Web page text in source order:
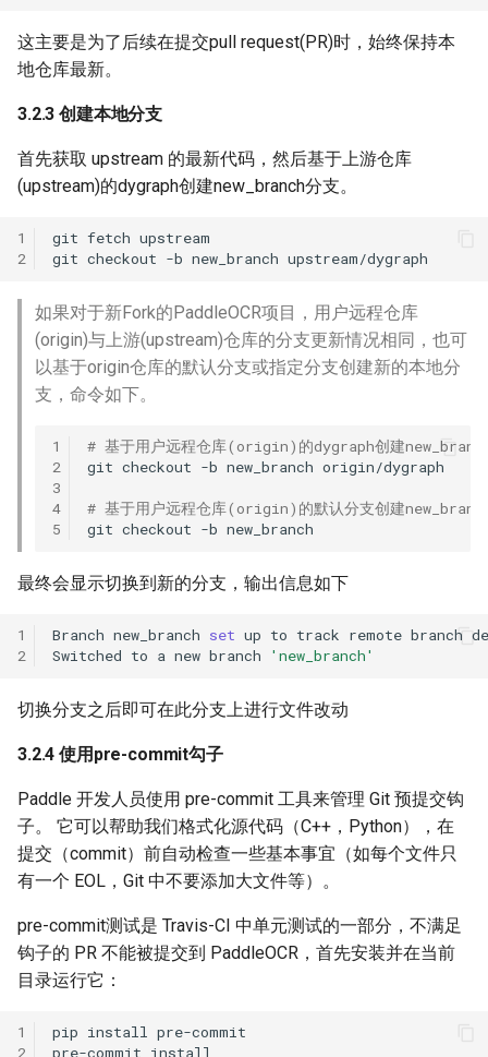
这主要是为了后续在提交pull request(PR)时，始终保持本
地仓库最新。
3.2.3 创建本地分支
首先获取 upstream 的最新代码，然后基于上游仓库
(upstream)的dygraph创建new_branch分支。
1
2
git fetch
git checkout -b new_branch
如果对于新Fork的PaddleOCR项目，用户远程仓库
(origin)与上游(upstream)仓库的分支更新情况相同，也可
以基于origin仓库的默认分支或指定分支创建新的本地分
支，命令如下。
1
2
3
4
5
# 基于用户远程仓库(origin)的dygraph创建
git checkout -b new_branch
# 基于用户远程仓库(origin)的默认分支创建
git checkout -b
最终会显示切换到新的分支，输出信息如下
1
2
Branch new_branch set up to track remote branch
Switched to a new branch 'new_branch'
切换分支之后即可在此分支上进行文件改动
3.2.4 使用pre-commit勾子
Paddle 开发人员使用 pre-commit 工具来管理 Git 预提交钩
子。 它可以帮助我们格式化源代码（C++，Python），在
提交（commit）前自动检查一些基本事宜（如每个文件只
有一个 EOL，Git 中不要添加大文件等）。
pre-commit测试是 Travis-CI 中单元测试的一部分，不满足
钩子的 PR 不能被提交到 PaddleOCR，首先安装并在当前
目录运行它：
1
2
pip install
pre-commit